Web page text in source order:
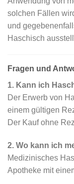
solchen Fällen
und
Haschisch
Fragen und
1. Kann ich
Der Erwerb von
einem gültigen
Der Kauf ohne
2. Wo kann ich
Medizinisches
Apotheke mit